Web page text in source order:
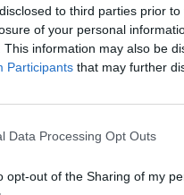
to third parties prior
of your personal
This information may also be
Participants that may further
Data Processing Opt Outs
opt-out of the Sharing of my
Καινούργιου